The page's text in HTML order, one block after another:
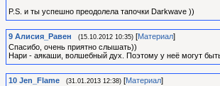
P.S. и ты успешно преодолела тапочки Darkwave ))
9 Алиcия_Равен (15.10.2012 10:35) [Материал]
Спасибо, очень приятно слышать))
Нари - аякаши, волшебный дух. Поэтому у неё могут
10 Jen_Flame (31.01.2013 12:38) [Материал]